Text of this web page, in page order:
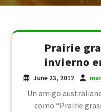
Prairie
invierno
June 23, 2012
Un amigo
como “Prairie